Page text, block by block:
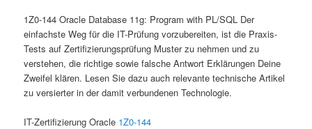
1Z0-144 Oracle Database 11g: Program with PL/SQL Der
einfachste Weg für die IT-Prüfung vorzubereiten, ist die Praxis-
Tests auf Zertifizierungsprüfung Muster zu nehmen und zu
verstehen, die richtige sowie falsche Antwort Erklärungen Deine
Zweifel klären. Lesen Sie dazu auch relevante technische Artikel
zu versierter in der damit verbundenen Technologie.
IT-Zertifizierung Oracle 1Z0-144